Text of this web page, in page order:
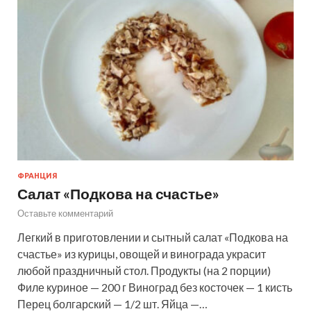
ФРАНЦИЯ
Салат «Подкова на счастье»
Оставьте комментарий
Легкий в приготовлении и сытный салат «Подкова на
счастье» из курицы, овощей и винограда украсит
любой праздничный стол. Продукты (на 2 порции)
Филе куриное — 200 г Виноград без косточек — 1 кисть
Перец болгарский — 1/2 шт. Яйца —…